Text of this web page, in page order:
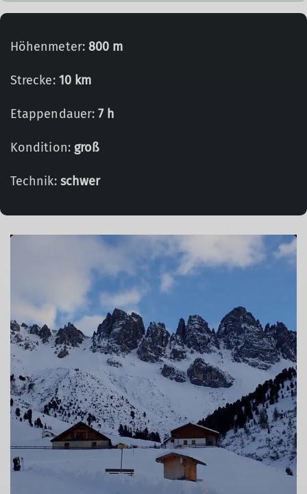
Höhenmeter: 800 m
Strecke: 10 km
Etappendauer:7 h
Kondition: groß
Technik: schwer